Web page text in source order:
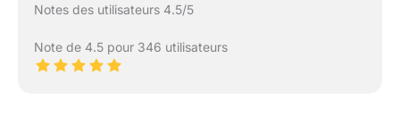
Notes des utilisateurs 4.5/5
Note de 4.5 pour 346 utilisateurs